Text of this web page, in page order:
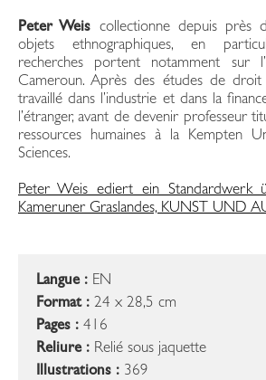
Peter Weis collectionne depuis près
objets ethnographiques, en
recherches portent notamment sur
Cameroun. Après des études de
travaillé dans l’industrie et dans la
l’étranger, avant de devenir professeur
ressources humaines à la Kempten
Sciences.
Peter Weis ediert ein Standardwerk
Kameruner Graslandes, KUNST UND
Langue : EN
Format : 24 x 28,5 cm
Pages : 416
Reliure : Relié sous jaquette
Illustrations : 369